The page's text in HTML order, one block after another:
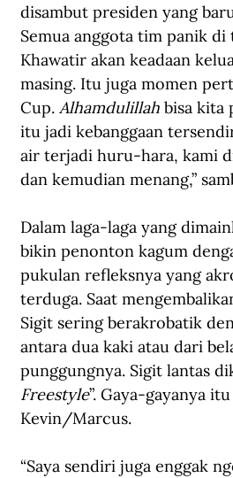
disambut presiden yang
Semua anggota tim panik
Khawatir akan keadaan
masing. Itu juga momen
Cup. Alhamdulillah bisa kita
itu jadi kebanggaan
air terjadi huru-hara, kami
dan kemudian menang,”
Dalam laga-laga yang
bikin penonton kagum
pukulan refleksnya yang
terduga. Saat
Sigit sering berakrobatik
antara dua kaki atau dari
punggungnya. Sigit lantas
Freestyle”. Gaya-gayanya
Kevin/Marcus.
“Saya sendiri juga enggak